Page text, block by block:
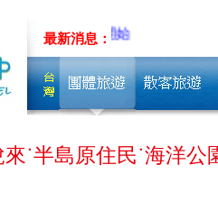
最新消息：
˙半島原住民˙海洋